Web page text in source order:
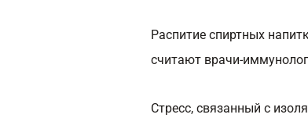
Распитие спиртных
считают врачи-
Стресс, связанный с